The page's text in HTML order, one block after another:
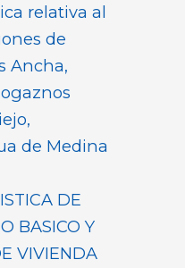
relativa al
de
Ancha,
de Medina
DE
BASICO Y
VIVIENDA